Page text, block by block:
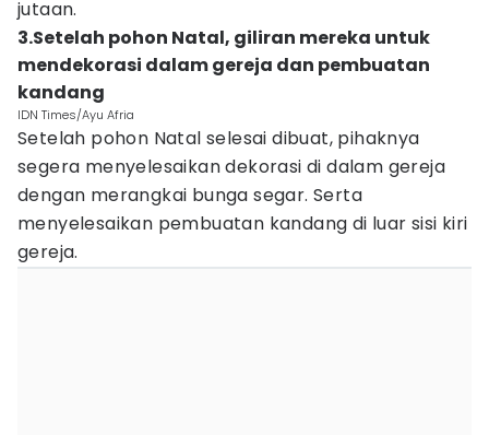
jutaan.
3.Setelah pohon Natal, giliran mereka untuk
mendekorasi dalam gereja dan pembuatan
kandang
IDN Times/Ayu Afria
Setelah pohon Natal selesai dibuat, pihaknya
segera menyelesaikan dekorasi di dalam gereja
dengan merangkai bunga segar. Serta
menyelesaikan pembuatan kandang di luar sisi kiri
gereja.